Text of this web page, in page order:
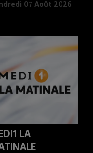
07 Août 2026
LA